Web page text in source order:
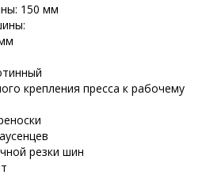
150 мм
крепления пресса к рабочему
резки шин